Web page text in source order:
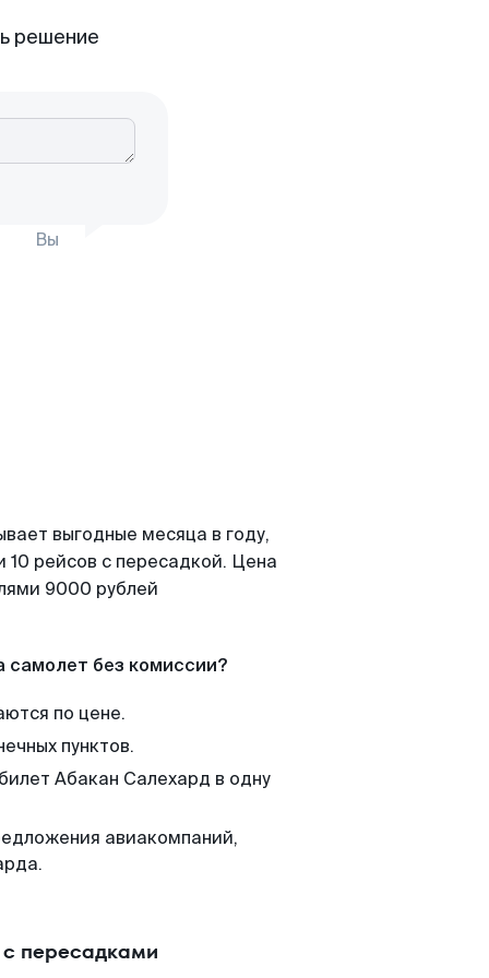
решение
Вы
выгодные месяца в году,
рейсов с пересадкой. Цена
9000 рублей
самолет без комиссии?
по цене.
пунктов.
Абакан Салехард в одну
авиакомпаний,
пересадками